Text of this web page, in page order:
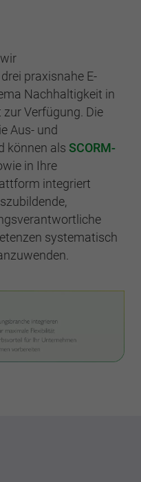
praxisnahe E-
Nachhaltigkeit in
Verfügung. Die
Aus- und
können als SCORM-
in Ihre
integriert
systematisch